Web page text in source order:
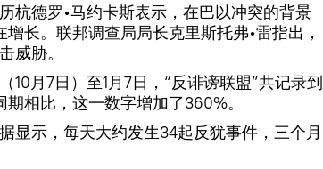
杭德罗•马约卡斯表示，在巴以冲突的背景
长。联邦调查局局长克里斯托弗•雷指出，
威胁。
10月7日）至1月7日，“反诽谤联盟”共记录到
相比，这一数字增加了360%。
显示，每天大约发生34起反犹事件，三个月